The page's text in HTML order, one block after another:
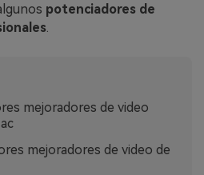
potenciadores de
mejoradores de video
mejoradores de video de